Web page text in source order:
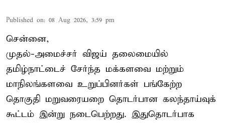
Published on: 08 Aug 2026, 3:59 pm
சென்னை,
முதல்-அமைச்சர் விஜய் தலைமையில்
தமிழ்நாட்டைச் சேர்ந்த மக்களவை மற்றும்
மாநிலங்களவை உறுப்பினர்கள் பங்கேற்ற
தொகுதி மறுவரையறை தொடர்பான கலந்தாய்வுக்
கூட்டம் இன்று நடைபெற்றது. இதுதொடர்பாக